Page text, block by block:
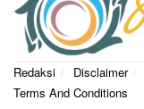
Redaksi Disclaimer
Terms And Conditions